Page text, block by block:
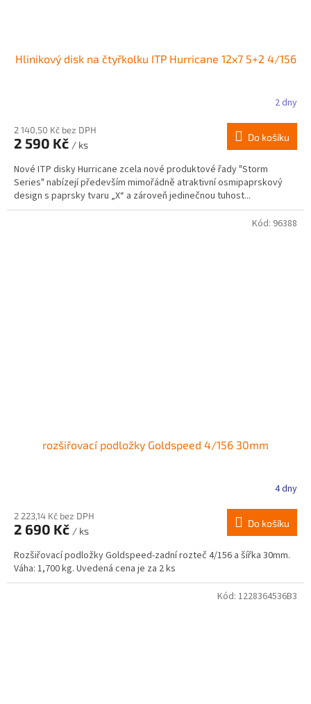
Hlinikový disk na čtyřkolku ITP Hurricane 12x7 5+2 4/156
2 dny
2 140,50 Kč bez DPH
2 590 Kč / ks
Do košíku
Nové ITP disky Hurricane zcela nové produktové řady "Storm
Series" nabízejí především mimořádně atraktivní osmipaprskový
design s paprsky tvaru „X“ a zároveň jedinečnou tuhost...
rozšiřovací podložky Goldspeed 4/156 30mm
4 dny
2 223,14 Kč bez DPH
2 690 Kč / ks
Do košíku
Rozšiřovací podložky Goldspeed-zadní rozteč 4/156 a šířka 30mm.
Váha: 1,700 kg. Uvedená cena je za 2 ks
Kód: 96388
Kód: 1228364536B3